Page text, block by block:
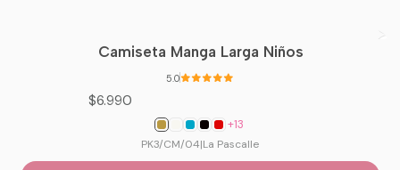
Camiseta Manga Larga Niños
5.0
$6.990
+13
PK3/CM/04|La Pascalle